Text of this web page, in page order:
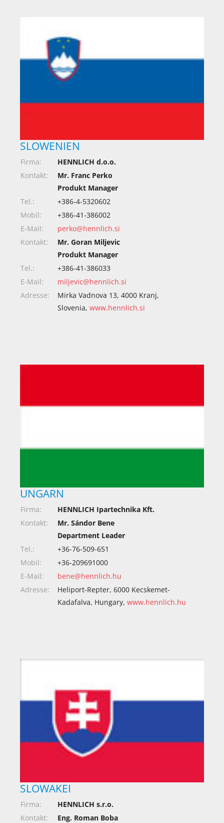
SLOWENIEN
Firma:
HENNLICH d.o.o.
Kontakt:
Mr. Franc Perko
Produkt Manager
Tel.:
+386-4-5320602
Mobil:
+386-41-386002
E-Mail:
perko@hennlich.si
Kontakt:
Mr. Goran Miljevic
Produkt Manager
Tel.:
+386-41-386033
E-Mail:
miljevic@hennlich.si
Adresse:
Mirka Vadnova 13, 4000 Kranj,
Slovenia, www.hennlich.si
UNGARN
Firma:
HENNLICH Ipartechnika Kft.
Kontakt:
Mr. Sándor Bene
Department Leader
Tel.:
+36-76-509-651
Mobil:
+36-209691000
E-Mail:
bene@hennlich.hu
Adresse:
Heliport-Repter, 6000 Kecskemet-
Kadafalva, Hungary, www.hennlich.hu
SLOWAKEI
Firma:
HENNLICH s.r.o.
Kontakt:
Eng. Roman Boba